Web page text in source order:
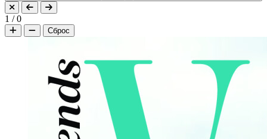
1 /0
Сброс